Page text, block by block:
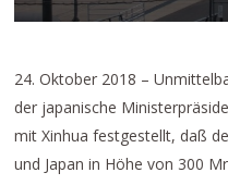
24. Oktober 2018 –
der japanische
mit Xinhua festgestellt, daß
und Japan in Höhe von 300